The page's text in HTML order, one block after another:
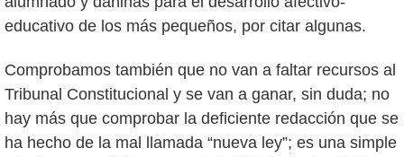
educativo de los más pequeños, por citar algunas.
Comprobamos también que no van a faltar recursos al
Tribunal Constitucional y se van a ganar, sin duda; no
hay más que comprobar la deficiente redacción que se
ha hecho de la mal llamada “nueva ley”; es una simple